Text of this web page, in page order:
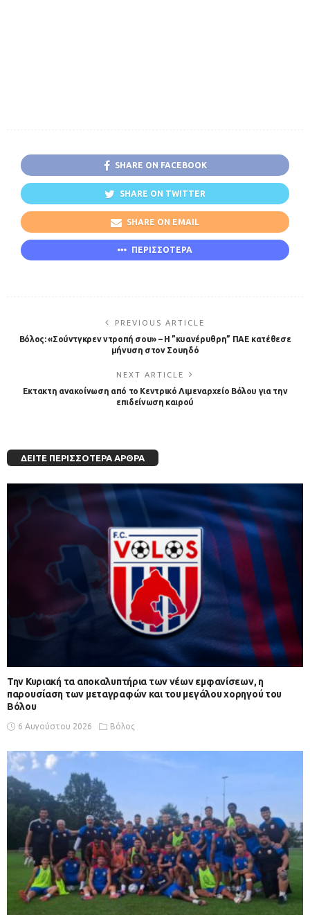
SHARE ON FACEBOOK
SHARE ON TWITTER
SHARE ON EMAIL
ΠΕΡΙΣΣΟΤΕΡΑ
PREVIOUS ARTICLE
Βόλος: «Σούντγκρεν ντροπή σου» – Η ”κυανέρυθρη” ΠΑΕ κατέθεσε
μήνυση στον Σουηδό
NEXT ARTICLE
Εκτακτη ανακοίνωση από το Κεντρικό Λιμεναρχείο Βόλου για την
επιδείνωση καιρού
ΔΕΊΤΕ ΠΕΡΙΣΣΌΤΕΡΑ ΆΡΘΡΑ
Την Κυριακή τα αποκαλυπτήρια των νέων εμφανίσεων, η
παρουσίαση των μεταγραφών και του μεγάλου χορηγού του
Βόλου
6 Αυγούστου 2026 Βόλος